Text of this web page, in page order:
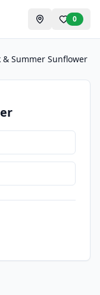
0
& Summer Sunflower